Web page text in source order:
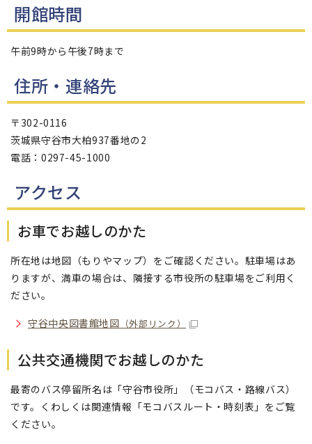
開館時間
午前9時から午後7時まで
住所・連絡先
〒302-0116
茨城県守谷市大柏937番地の2
電話：0297-45-1000
アクセス
お車でお越しのかた
所在地は地図（もりやマップ）をご確認ください。駐車場はあ
りますが、満車の場合は、隣接する市役所の駐車場をご利用く
ださい。
守谷中央図書館地図 （外部リンク）
公共交通機関でお越しのかた
最寄のバス停留所名は「守谷市役所」（モコバス・路線バス）
です。くわしくは関連情報「モコバスルート・時刻表」をご覧
ください。